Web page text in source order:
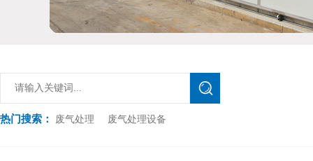
热门搜索： 废气处理 废气处理设备